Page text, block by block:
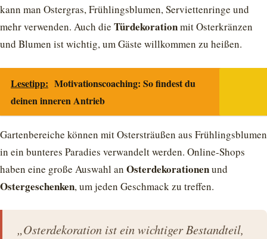
kann man Ostergras, Frühlingsblumen, Serviettenringe und
mehr verwenden. Auch die Türdekorationmit Osterkränzen
und Blumen ist wichtig, um Gäste willkommen zu heißen.
Lesetipp: Motivationscoaching: So findest du
deinen inneren Antrieb
Gartenbereiche können mit Ostersträußen aus Frühlingsblumen
in ein bunteres Paradies verwandelt werden. Online-Shops
haben eine große Auswahl an Osterdekorationenund
Ostergeschenken, um jeden Geschmack zu treffen.
„Osterdekoration ist ein wichtiger Bestandteil,